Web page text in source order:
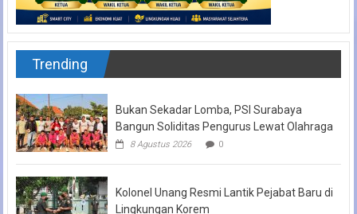
Trending
Bukan Sekadar Lomba, PSI Surabaya
Bangun Soliditas Pengurus Lewat Olahraga
8 Agustus 2026 0
Kolonel Unang Resmi Lantik Pejabat Baru di
Lingkungan Korem